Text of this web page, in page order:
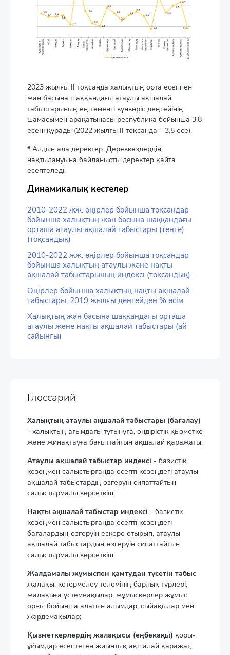
2023 жылғы II тоқсанда халықтың орта есеппен
жан басына шаққандағы атаулы ақшалай
табыстарының ең төменгі күнкөріс деңгейінің
шамасымен арақатынасы республика бойынша 3,8
есені құрады (2022 жылғы II тоқсанда – 3,5 есе).
* Алдын ала деректер. Дереккөздердің
нақтылануына байланысты деректер қайта
есептеледі.
Динамикалық кестелер
2010-2022 жж. өңірлер бойынша тоқсандар
бойынша халықтың жан басына шаққандағы
орташа атаулы ақшалай табыстары (теңге)
(тоқсандық)
2010-2022 жж. өңірлер бойынша тоқсандар
бойынша халықтың атаулы және нақты
ақшалай табыстарының индексі (тоқсандық)
Өңірлер бойынша халықтың нақты ақшалай
табыстары, 2019 жылғы деңгейден % өсім
Халықтың жан басына шаққандағы орташа
атаулы және нақты ақшалай табыстары (ай
сайынғы)
Глоссарий
Халықтың атаулы ақшалай табыстары (бағалау)
- халықтың ағымдағы тұтынуға, өндірістік қызметке
және жинақтауға бағыттайтын ақшалай қаражаты;
Атаулы ақшалай табыстар индексі - базистік
кезеңмен салыстырғанда есепті кезеңдегі атаулы
ақшалай табыстардің өзгеруін сипаттайтын
салыстырмалы көрсеткіш;
Нақты ақшалай табыстар индексі - базистік
кезеңмен салыстырғанда есепті кезеңдегі
бағалардың өзгеруін ескере отырып, атаулы
ақшалай табыстардың өзгеруін сипаттайтын
салыстырмалы көрсеткіш;
Жалдамалы жұмыспен қамтудан түсетін табыс -
жалақы, көтермелеу төлемінің барлық түрлері,
жалақыға үстемеақылар, жұмыскерлер жұмыс
орны бойынша алатын алымдар, сыйақылар мен
жәрдемақылар;
Қызметкерлердің жалақысы (еңбекақы) қоры-
ұйымдар есептеген жиынтық ақшалай қаражат,